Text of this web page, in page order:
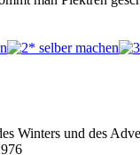
Winters und des